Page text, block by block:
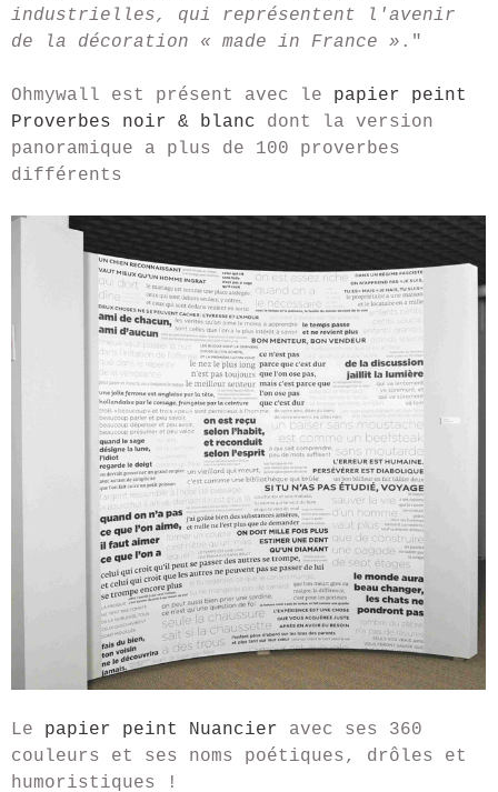
industrielles, qui représentent l'avenir
de la décoration « made in France » ."
Ohmywall est présent avec le papier peint
Proverbes noir & blanc dont la version
panoramique a plus de 100 proverbes
différents
Le papier peint Nuancier avec ses 360
couleurs et ses noms poétiques, drôles et
humoristiques !